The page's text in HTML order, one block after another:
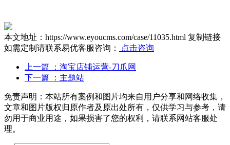
本文地址：https://www.eyoucms.com/case/11035.html 复制链接
如需定制请联系易优客服咨询：
点击咨询
上一篇
：淘宝店铺运营-刀爪网
下一篇
：主题站
免责声明：本站所有案例和图片均来自用户分享和网络收集，
文章和图片版权归原作者及原出处所有，仅供学习与参考，请
勿用于商业用途，如果损害了您的权利，请联系网站客服处
理。